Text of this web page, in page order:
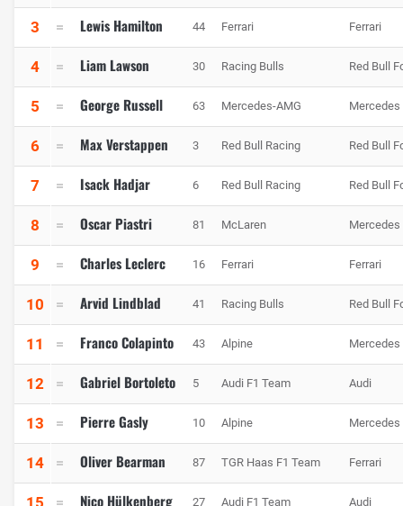
3 Lewis Hamilton 44 Ferrari Ferrari
4 Liam Lawson 30 Racing Bulls Red Bull
5 George Russell 63 Mercedes-AMG Mercedes
6 Max Verstappen 3 Red Bull Racing Red Bull
7 Isack Hadjar 6 Red Bull Racing Red Bull
8 Oscar Piastri 81 McLaren Mercedes
9 Charles Leclerc 16 Ferrari Ferrari
10 Arvid Lindblad 41 Racing Bulls Red Bull
11 Franco Colapinto 43 Alpine Mercedes
12 Gabriel Bortoleto 5 Audi F1 Team Audi
13 Pierre Gasly 10 Alpine Mercedes
14 Oliver Bearman 87 TGR Haas F1 Team Ferrari
15 Nico Hülkenberg 27 Audi F1 Team Audi